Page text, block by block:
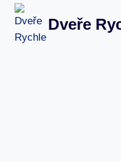
Přeskočit
obsah
Dveře